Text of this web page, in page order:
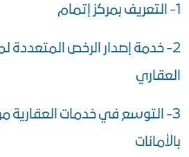
1- التعريف بمركز إتمام
2- خدمة إصدار الرخص المتعددة
العقاري
3- التوسع في خدمات العقارية
بالأمانات